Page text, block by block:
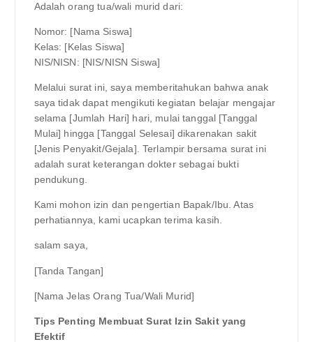
Adalah orang tua/wali murid dari:
Nomor: [Nama Siswa]
Kelas: [Kelas Siswa]
NIS/NISN: [NIS/NISN Siswa]
Melalui surat ini, saya memberitahukan bahwa anak
saya tidak dapat mengikuti kegiatan belajar mengajar
selama [Jumlah Hari] hari, mulai tanggal [Tanggal
Mulai] hingga [Tanggal Selesai] dikarenakan sakit
[Jenis Penyakit/Gejala]. Terlampir bersama surat ini
adalah surat keterangan dokter sebagai bukti
pendukung.
Kami mohon izin dan pengertian Bapak/Ibu. Atas
perhatiannya, kami ucapkan terima kasih.
salam saya,
[Tanda Tangan]
[Nama Jelas Orang Tua/Wali Murid]
Tips Penting Membuat Surat Izin Sakit yang
Efektif